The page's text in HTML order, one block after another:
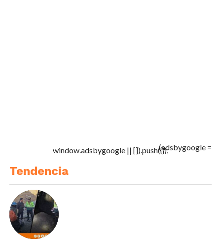
(adsbygoogle =
window.adsbygoogle || []).push({});
Tendencia